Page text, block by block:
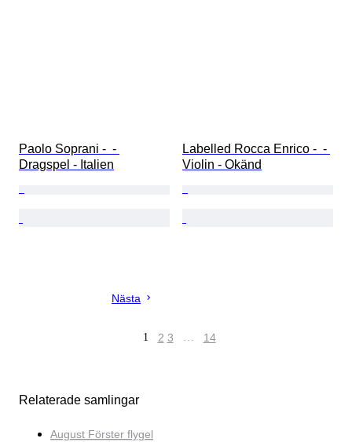
Paolo Soprani -  -
Dragspel - Italien
Labelled Rocca Enrico -  -
Violin - Okänd
Nästa
1 2 3 … 14
Relaterade samlingar
August Förster flygel